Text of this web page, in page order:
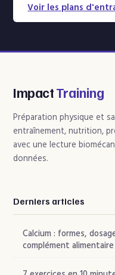
Voir les plans
ImpactTraining
Préparation physique et
entraînement, nutrition,
avec une lecture
données.
Derniers articles
Calcium : formes,
complément alimentaire